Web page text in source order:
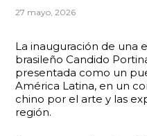
27 mayo, 2026
La inauguración de una
brasileño Candido
presentada como un
América Latina, en un
chino por el arte y las
región.